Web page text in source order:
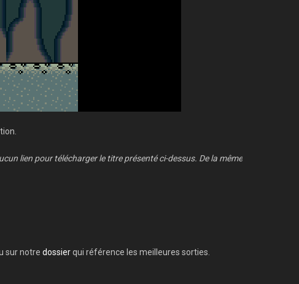
lien pour télécharger le titre présenté ci-dessus. De la même
sur notre dossierqui référence les meilleures sorties.